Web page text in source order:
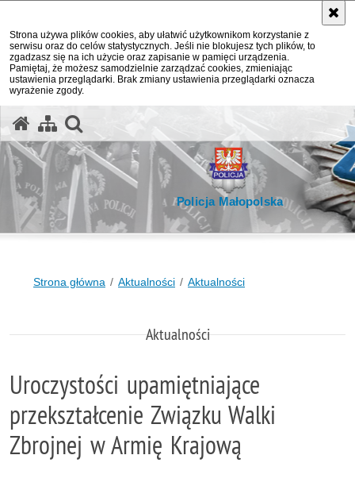
Strona używa plików cookies, aby ułatwić użytkownikom korzystanie z
serwisu oraz do celów statystycznych. Jeśli nie blokujesz tych plików, to
zgadzasz się na ich użycie oraz zapisanie w pamięci urządzenia.
Pamiętaj, że możesz samodzielnie zarządzać cookies, zmieniając
ustawienia przeglądarki. Brak zmiany ustawienia przeglądarki oznacza
wyrażenie zgody.
Policja Małopolska
Strona główna Aktualności Aktualności
Aktualności
Uroczystości upamiętniające
przekształcenie Związku Walki
Zbrojnej w Armię Krajową